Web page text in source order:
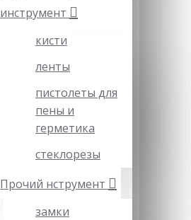
инструмент
кисти
ленты
пистолеты для
пены и
герметика
стеклорезы
Прочий нструмент
замки